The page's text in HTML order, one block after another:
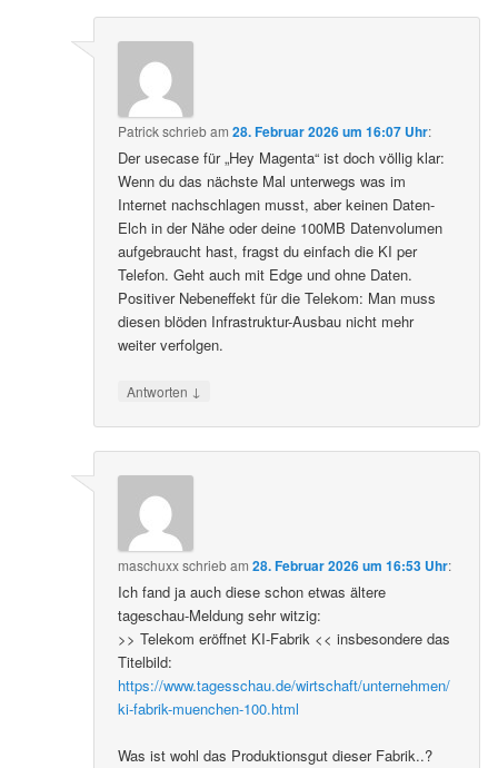
Patrickschriebam28. Februar 2026 um 16:07 Uhr:
Der usecase für „Hey Magenta“ ist doch völlig klar:
Wenn du das nächste Mal unterwegs was im
Internet nachschlagen musst, aber keinen Daten-
Elch in der Nähe oder deine 100MB Datenvolumen
aufgebraucht hast, fragst du einfach die KI per
Telefon. Geht auch mit Edge und ohne Daten.
Positiver Nebeneffekt für die Telekom: Man muss
diesen blöden Infrastruktur-Ausbau nicht mehr
weiter verfolgen.
Antworten ↓
maschuxxschriebam28. Februar 2026 um 16:53 Uhr:
Ich fand ja auch diese schon etwas ältere
tageschau-Meldung sehr witzig:
>> Telekom eröffnet KI-Fabrik << insbesondere das
Titelbild:
https://www.tagesschau.de/wirtschaft/unternehmen/
ki-fabrik-muenchen-100.html
Was ist wohl das Produktionsgut dieser Fabrik..?